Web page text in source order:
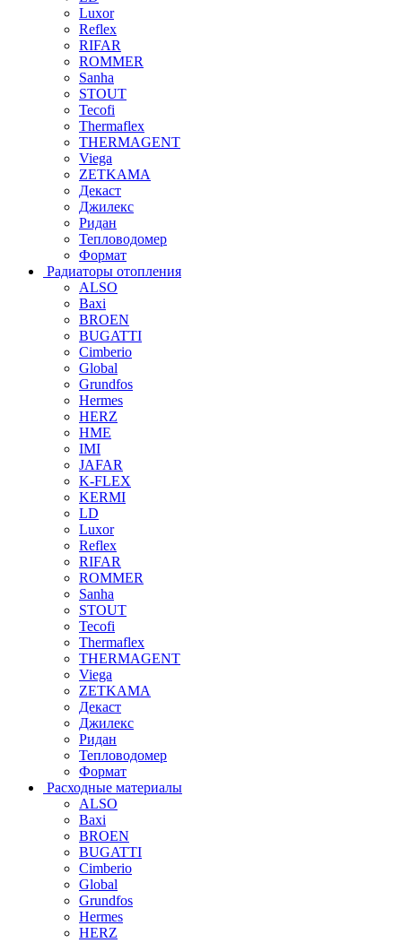
Luxor
Reflex
RIFAR
ROMMER
Sanha
STOUT
Tecofi
Thermaflex
THERMAGENT
Viega
ZETKAMA
Декаст
Джилекс
Ридан
Тепловодомер
Формат
Радиаторы отопления
ALSO
Baxi
BROEN
BUGATTI
Cimberio
Global
Grundfos
Hermes
HERZ
HME
IMI
JAFAR
K-FLEX
KERMI
LD
Luxor
Reflex
RIFAR
ROMMER
Sanha
STOUT
Tecofi
Thermaflex
THERMAGENT
Viega
ZETKAMA
Декаст
Джилекс
Ридан
Тепловодомер
Формат
Расходные материалы
ALSO
Baxi
BROEN
BUGATTI
Cimberio
Global
Grundfos
Hermes
HERZ